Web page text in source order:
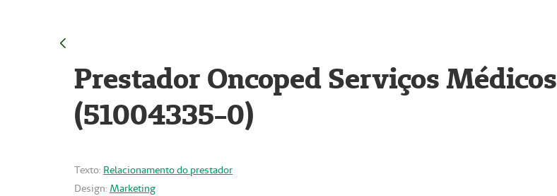
Prestador Oncoped Serviços Médicos
(51004335-0)
Texto: Relacionamento do prestador
Design: Marketing